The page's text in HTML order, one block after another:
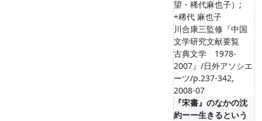
望・稀代麻也子）;
+稀代 麻也子
川合康三監修『中国
文学研究文献要覧
古典文学 1978-
2007』/日外アソシエ
ーツ/p.237-342,
2008-07
『宋書』のなかの沈
約ーー生きるという